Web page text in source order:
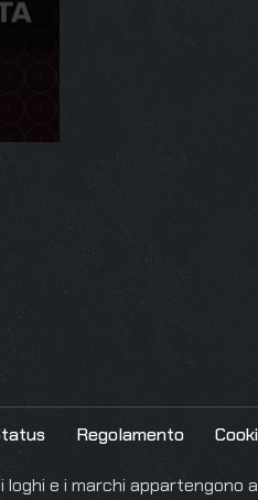
Regolamento
e i marchi appartengono